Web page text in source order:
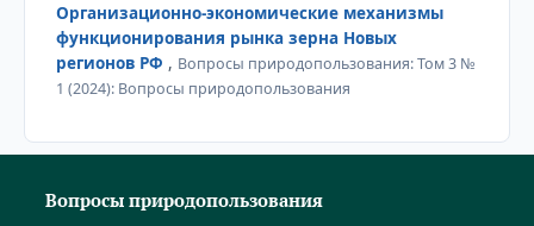
Организационно-экономические механизмы
функционирования рынка зерна Новых
регионов РФ , Вопросы природопользования: Том 3 №
1 (2024): Вопросы природопользования
Вопросы природопользования